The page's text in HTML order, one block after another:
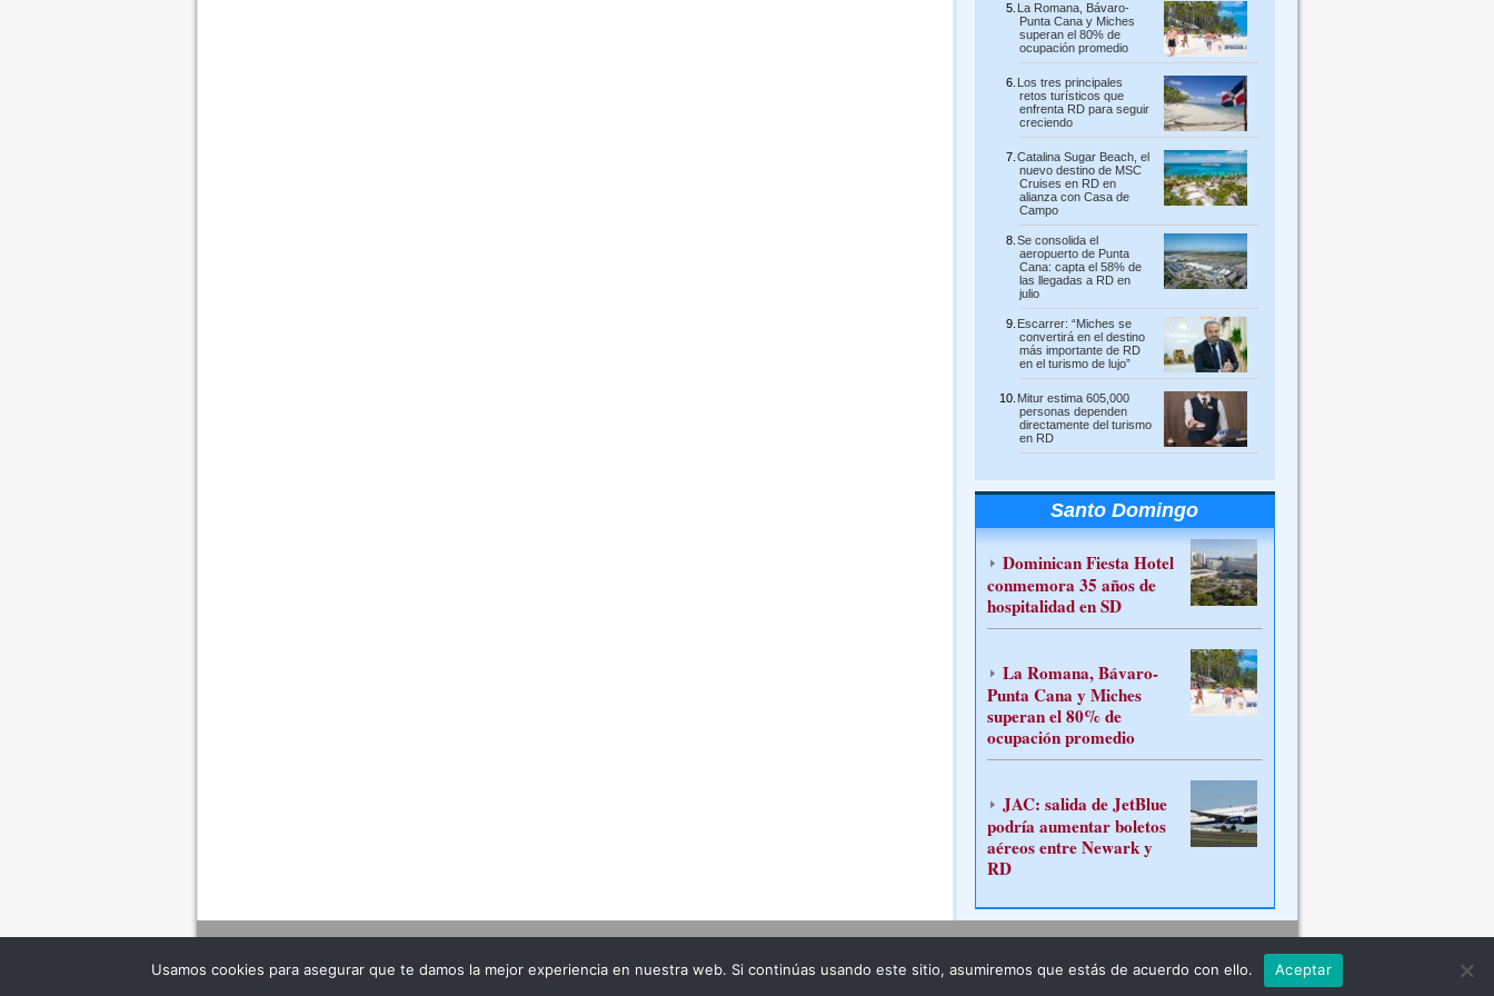
La Romana, Bávaro-
Punta Cana y Miches
superan el 80% de
ocupación promedio
Los tres principales
retos turísticos que
enfrenta RD para seguir
creciendo
Catalina Sugar Beach, el
nuevo destino de MSC
Cruises en RD en
alianza con Casa de
Campo
Se consolida el
aeropuerto de Punta
Cana: capta el 58% de
las llegadas a RD en
julio
Escarrer: “Miches se
convertirá en el destino
más importante de RD
en el turismo de lujo”
Mitur estima 605,000
personas dependen
directamente del turismo
en RD
Santo Domingo
Dominican Fiesta Hotel
conmemora 35 años de
hospitalidad en SD
La Romana, Bávaro-
Punta Cana y Miches
superan el 80% de
ocupación promedio
JAC: salida de JetBlue
podría aumentar boletos
aéreos entre Newark y
RD
Usamos cookies para asegurar que te damos la mejor experiencia en nuestra web. Si continúas usando este sitio, asumiremos que estás de acuerdo con ello. Aceptar